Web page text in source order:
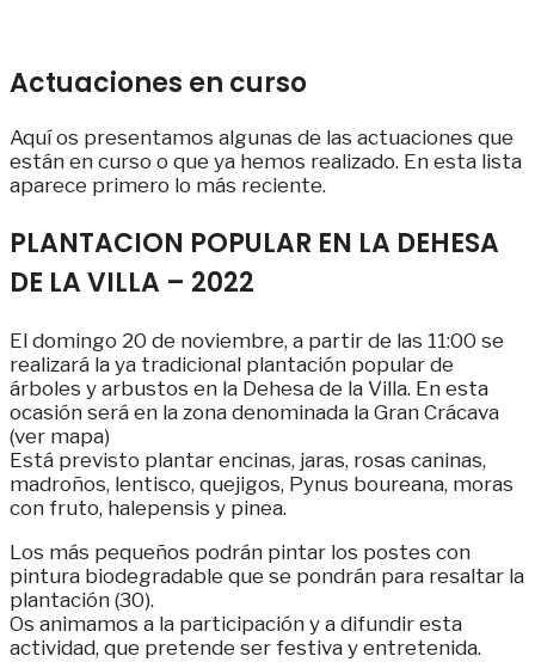
Actuaciones en curso
Aquí os presentamos algunas de las actuaciones que
están en curso o que ya hemos realizado. En esta lista
aparece primero lo más reciente.
PLANTACION POPULAR EN LA DEHESA
DE LA VILLA – 2022
El domingo 20 de noviembre, a partir de las 11:00 se
realizará la ya tradicional plantación popular de
árboles y arbustos en la Dehesa de la Villa. En esta
ocasión será en la zona denominada la Gran Crácava
(ver mapa)
Está previsto plantar encinas, jaras, rosas caninas,
madroños, lentisco, quejigos, Pynus boureana, moras
con fruto, halepensis y pinea.
Los más pequeños podrán pintar los postes con
pintura biodegradable que se pondrán para resaltar la
plantación (30).
Os animamos a la participación y a difundir esta
actividad, que pretende ser festiva y entretenida.